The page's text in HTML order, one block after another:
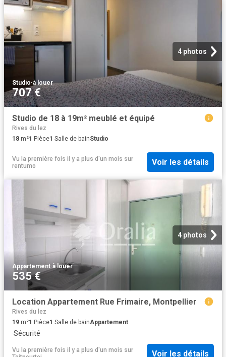
4 photos
Studio·à louer
707 €
Studio de 18 à 19m² meublé et équipé
Rives du lez
18 m²1 Pièce1 Salle de bainStudio
Vu la première fois il y a plus d'un mois sur
rentumo
Voir les détails
4 photos
Appartement·à louer
535 €
Location Appartement Rue Frimaire, Montpellier
Rives du lez
19 m²1 Pièce1 Salle de bainAppartement
·Sécurité
Vu la première fois il y a plus d'un mois sur
Voir les détails